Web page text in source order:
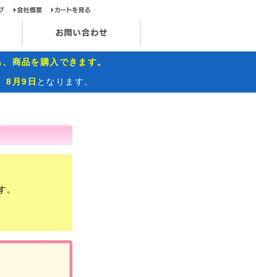
ージサイトマップ会社概要
合わせよくあるご質問 お問い合わせ
商品を購入できます。
8月9日 となります。
。